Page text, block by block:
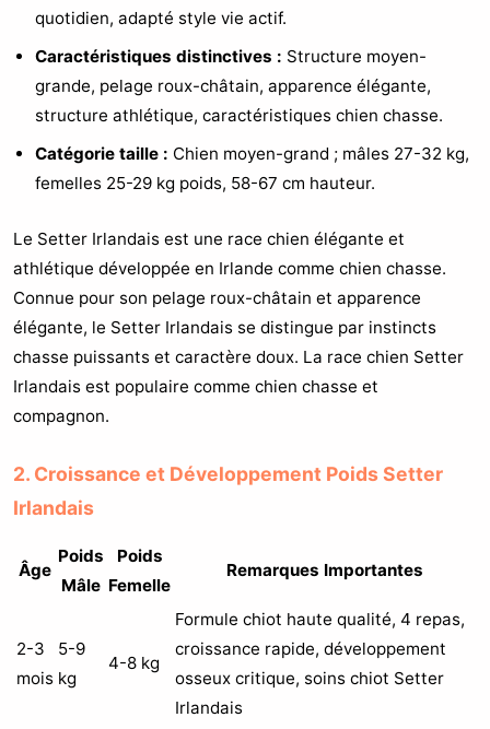
quotidien, adapté style vie actif.
Caractéristiques distinctives : Structure moyen-
grande, pelage roux-châtain, apparence élégante,
structure athlétique, caractéristiques chien chasse.
Catégorie taille : Chien moyen-grand ; mâles 27-32 kg,
femelles 25-29 kg poids, 58-67 cm hauteur.
Le Setter Irlandais est une race chien élégante et
athlétique développée en Irlande comme chien chasse.
Connue pour son pelage roux-châtain et apparence
élégante, le Setter Irlandais se distingue par instincts
chasse puissants et caractère doux. La race chien Setter
Irlandais est populaire comme chien chasse et
compagnon.
2. Croissance et Développement Poids Setter
Irlandais
Âge
Poids
Mâle
Poids
Femelle
Remarques Importantes
2-3
mois
5-9
kg
4-8 kg
Formule chiot haute qualité, 4 repas,
croissance rapide, développement
osseux critique, soins chiot Setter
Irlandais